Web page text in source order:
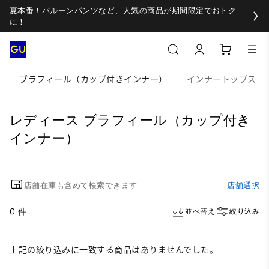
夏本番！バルーンパンツなど、人気の商品が期間限定でおトク
に！
ブラフィール（カップ付きインナー） インナートップス
レディース ブラフィール（カップ付き
インナー）
店舗在庫も含めて検索できます 店舗選択
0 件 並べ替え 絞り込み
上記の絞り込みに一致する商品はありませんでした。